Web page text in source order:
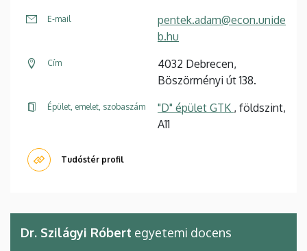
E-mail
pentek.adam@econ.unide
b.hu
Cím
4032 Debrecen,
Böszörményi út 138.
Épület, emelet, szobaszám "D" épület GTK , földszint,
A11
Tudóstér profil
Dr. Szilágyi Róbert egyetemi docens